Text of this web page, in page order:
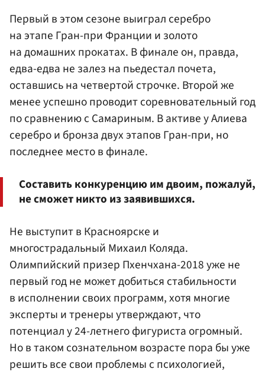
Первый в этом сезоне выиграл серебро
на этапе Гран-при Франции и золото
на домашних прокатах. В финале он, правда,
едва-едва не залез на пьедестал почета,
оставшись на четвертой строчке. Второй же
менее успешно проводит соревновательный год
по сравнению с Самариным. В активе у Алиева
серебро и бронза двух этапов Гран-при, но
последнее место в финале.
Составить конкуренцию им двоим, пожалуй,
не сможет никто из заявившихся.
Не выступит в Красноярске и
многострадальный Михаил Коляда.
Олимпийский призер Пхенчхана-2018 уже не
первый год не может добиться стабильности
в исполнении своих программ, хотя многие
эксперты и тренеры утверждают, что
потенциал у 24-летнего фигуриста огромный.
Но в таком сознательном возрасте пора бы уже
решить все свои проблемы с психологией,